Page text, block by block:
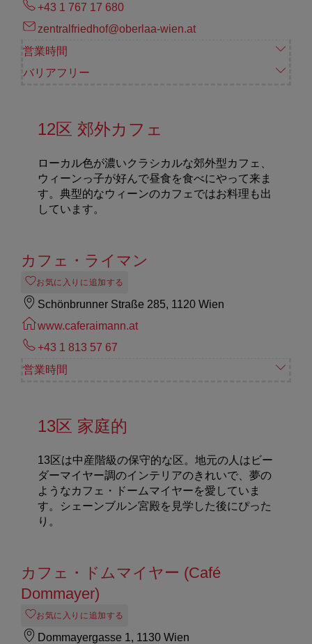
+43 1 767 17 680
zentralfriedhof@oberlaa-wien.at
営業時間
バリアフリー
12区 郊外カフェ
ローカル色が濃いクラシカルな郊外型カフェ、
ウィーンっ子が好んで昼食を食べにやって来ま
す。典型的なウィーンのカフェではお料理も出
しています。
カフェ・ライマン
お気に入りに追加する
Schönbrunner Straße 285, 1120 Wien
www.caferaimann.at
+43 1 813 57 67
営業時間
13区 家庭的
13区は中産階級の保守的な区。地元の人はビー
ダーマイヤー調のインテリアのきれいで、夢の
ようなカフェ・ドームマイヤーを愛していま
す。シェーンブルン宮殿を見学した後にぴった
り。
カフェ・ドムマイヤー (Café
Dommayer)
お気に入りに追加する
Dommayergasse 1, 1130 Wien